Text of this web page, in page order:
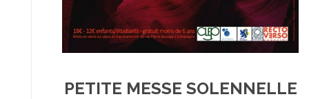
PETITE MESSE SOLENNELLE